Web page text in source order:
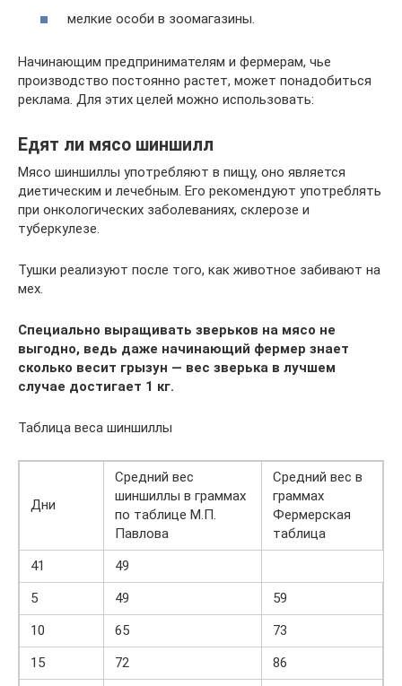
мелкие особи в зоомагазины.
Начинающим предпринимателям и фермерам, чье
производство постоянно растет, может понадобиться
реклама. Для этих целей можно использовать:
Едят ли мясо шиншилл
Мясо шиншиллы употребляют в пищу, оно является
диетическим и лечебным. Его рекомендуют употреблять
при онкологических заболеваниях, склерозе и
туберкулезе.
Тушки реализуют после того, как животное забивают на
мех.
Специально выращивать зверьков на мясо не
выгодно, ведь даже начинающий фермер знает
сколько весит грызун — вес зверька в лучшем
случае достигает 1 кг.
Таблица веса шиншиллы
Дни
Средний вес
шиншиллы в граммах
по таблице М.П.
Павлова
Средний вес в
граммах
Фермерская
таблица
41
49
5
49
59
10
65
73
15
72
86